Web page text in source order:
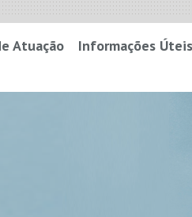
Atuação Informações Úteis